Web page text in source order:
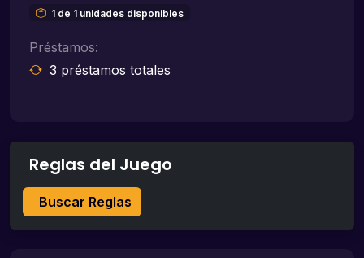
1 de 1 unidades disponibles
Préstamos:
3 préstamos totales
Reglas del Juego
Buscar Reglas